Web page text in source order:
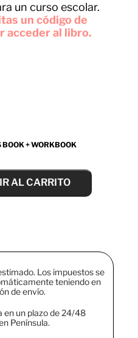
un curso escolar.
un código de
acceder al libro.
+ WORKBOOK
AL CARRITO
Los impuestos se
teniendo en
de envío.
en un plazo de 24/48
Península.